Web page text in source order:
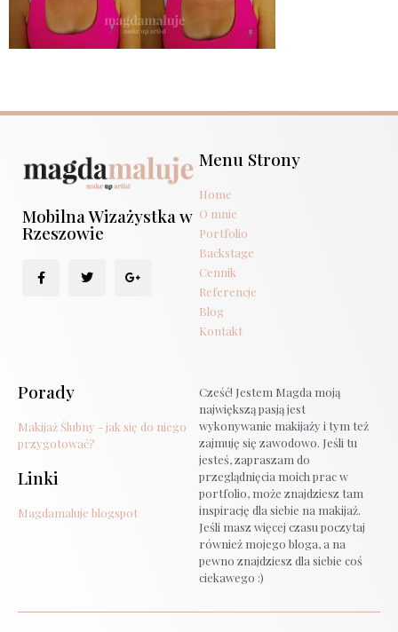
Mobilna Wizażystka w
Rzeszowie
Menu Strony
Home
O mnie
Portfolio
Backstage
Cennik
Referencje
Blog
Kontakt
Porady
Makijaż Ślubny - jak się do niego
przygotować?
Linki
Magdamaluje blogspot
Cześć! Jestem Magda moją
największą pasją jest
wykonywanie makijaży i tym też
zajmuję się zawodowo. Jeśli tu
jesteś, zapraszam do
przeglądnięcia moich prac w
portfolio, może znajdziesz tam
inspirację dla siebie na makijaż.
Jeśli masz więcej czasu poczytaj
również mojego bloga, a na
pewno znajdziesz dla siebie coś
ciekawego :)